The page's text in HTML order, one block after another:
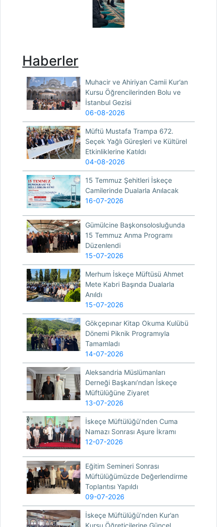
Haberler
Muhacir ve Ahiriyan Camii Kur’an
Kursu Öğrencilerinden Bolu ve
İstanbul Gezisi
06-08-2026
Müftü Mustafa Trampa 672.
Seçek Yağlı Güreşleri ve Kültürel
Etkinliklerine Katıldı
04-08-2026
15 Temmuz Şehitleri İskeçe
Camilerinde Dualarla Anılacak
16-07-2026
Gümülcine Başkonsolosluğunda
15 Temmuz Anma Programı
Düzenlendi
15-07-2026
Merhum İskeçe Müftüsü Ahmet
Mete Kabri Başında Dualarla
Anıldı
15-07-2026
Gökçepınar Kitap Okuma Kulübü
Dönemi Piknik Programıyla
Tamamladı
14-07-2026
Aleksandria Müslümanları
Derneği Başkanı’ndan İskeçe
Müftülüğüne Ziyaret
13-07-2026
İskeçe Müftülüğü’nden Cuma
Namazı Sonrası Aşure İkramı
12-07-2026
Eğitim Semineri Sonrası
Müftülüğümüzde Değerlendirme
Toplantısı Yapıldı
09-07-2026
İskeçe Müftülüğü’nden Kur’an
Kursu Öğreticilerine Güncel